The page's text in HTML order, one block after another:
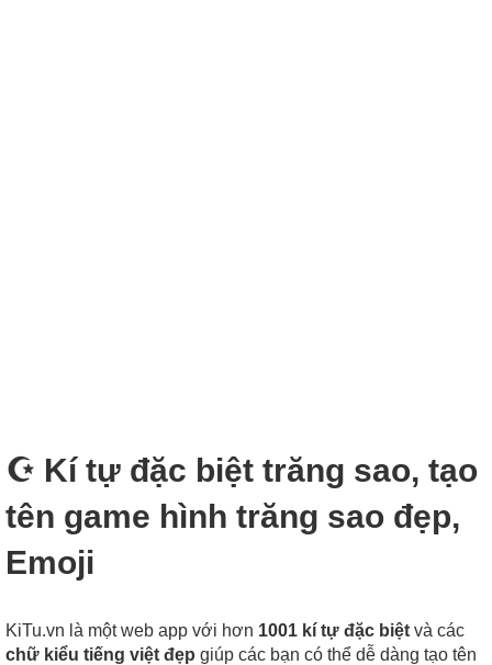
☪️ Kí tự đặc biệt trăng sao, tạo
tên game hình trăng sao đẹp,
Emoji
KiTu.vn là một web app với hơn 1001 kí tự đặc biệt và các
chữ kiểu tiếng việt đẹp giúp các bạn có thể dễ dàng tạo tên